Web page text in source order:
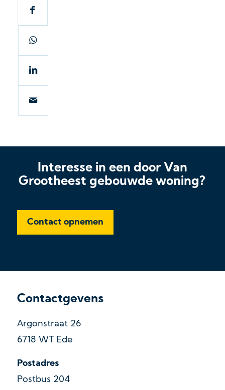
Interesse in een door Van
Grootheest gebouwde woning?
Contact opnemen
Contactgevens
Argonstraat 26
6718 WT Ede
Postadres
Postbus 204